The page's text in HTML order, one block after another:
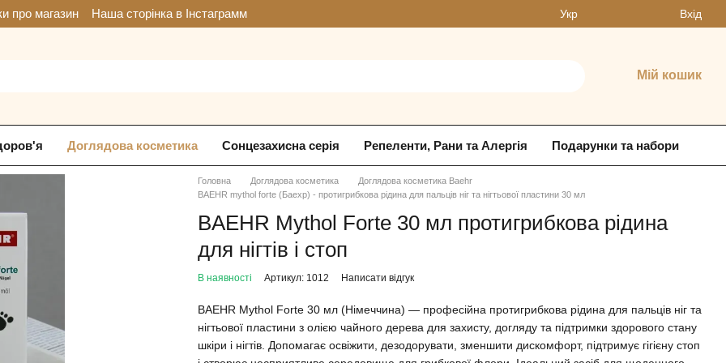
про магазин Наша сторінка в Інстаграмм Укр Вхід
Мій кошик
Доглядова косметика Сонцезахисна серія Репеленти, Рани та Алергія Подарунки та набори
Головна Доглядова косметика
Доглядова косметика Baehr
BAEHR mythol forte (Баехр) - протигрибкова рідина для пальців ніг та нігтьової пластини 30 мл
BAEHR Mythol Forte 30 мл протигрибкова рідина
для нігтів і стоп
В наявності Артикул: 1012 Написати відгук
BAEHR Mythol Forte 30 мл (Німеччина) — професійна протигрибкова рідина для пальців ніг та
нігтьової пластини з олією чайного дерева для захисту, догляду та підтримки здорового стану
шкіри і нігтів. Допомагає освіжити, дезодорувати, зменшити дискомфорт, підтримує гігієну стоп